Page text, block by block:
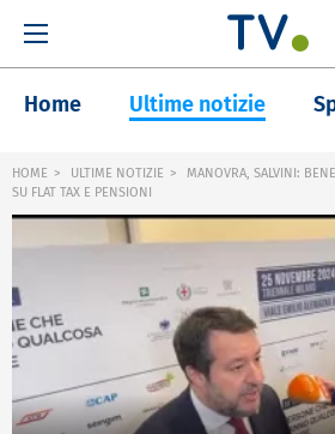
Home Ultime notizie
HOME ULTIME NOTIZIE
MANOVRA, SALVINI:
SU FLAT TAX E PENSIONI